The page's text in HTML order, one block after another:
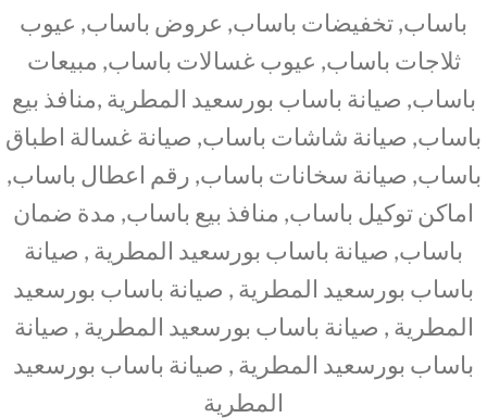
باساب, تخفيضات باساب, عروض باساب, عيوب
ثلاجات باساب, عيوب غسالات باساب, مبيعات
باساب, صيانة باساب بورسعيد المطرية ,منافذ بيع
باساب, صيانة شاشات باساب, صيانة غسالة اطباق
باساب, صيانة سخانات باساب, رقم اعطال باساب,
اماكن توكيل باساب, منافذ بيع باساب, مدة ضمان
باساب, صيانة باساب بورسعيد المطرية , صيانة
باساب بورسعيد المطرية , صيانة باساب بورسعيد
المطرية , صيانة باساب بورسعيد المطرية , صيانة
باساب بورسعيد المطرية , صيانة باساب بورسعيد
المطرية